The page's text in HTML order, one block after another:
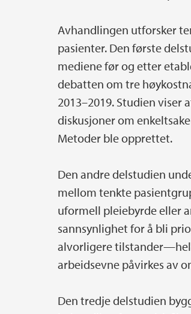
Avhandlingen utforsker
pasienter. Den første
mediene før og etter
debatten om tre
2013–2019. Studien viser
diskusjoner om
Metoder ble opprettet.
Den andre delstudien
mellom tenkte
uformell pleiebyrde eller
sannsynlighet for å bli
alvorligere
arbeidsevne påvirkes av
Den tredje delstudien